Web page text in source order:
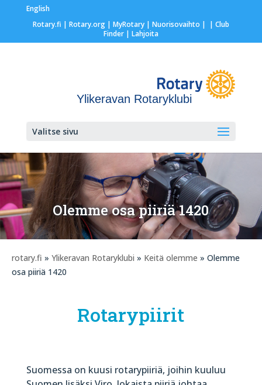
English
Rotary.fi | Rotary.org| MyRotary | Nuorisovaihto | | Club
Finder| Lahjoita
Ylikeravan Rotaryklubi
Valitse sivu
Olemme osa piiriä 1420
rotary.fi » Ylikeravan Rotaryklubi » Keitä olemme » Olemme
osa piiriä 1420
Rotarypiirit
Suomessa on kuusi rotarypiiriä, joihin kuuluu